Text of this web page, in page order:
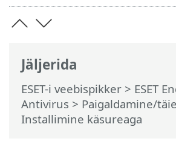
Jäljerida
ESET-i veebispikker > ESET
Antivirus > Paigaldamine/
Installimine käsureaga